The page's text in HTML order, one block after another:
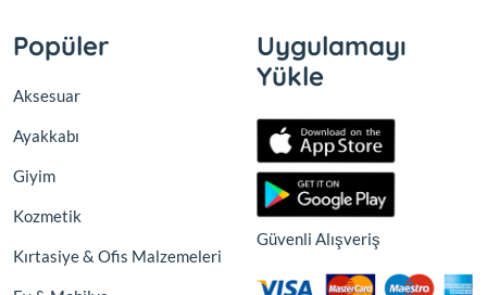
Popüler
Aksesuar
Ayakkabı
Giyim
Kozmetik
Kırtasiye & Ofis Malzemeleri
Uygulamayı
Yükle
Güvenli Alışveriş